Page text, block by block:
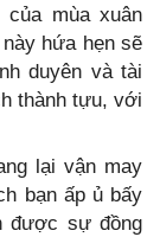
mùa xuân
hứa hẹn sẽ
duyên và tài
thành tựu, với
lại vận may
bạn ấp ủ bấy
được sự đồng